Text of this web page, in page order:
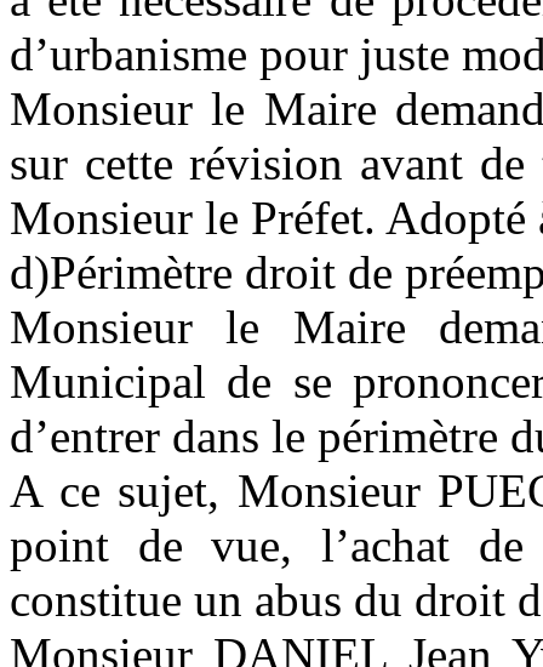
d’urbanisme pour juste
Monsieur le Maire
sur cette révision avant
Monsieur le Préfet. Adopté
d)Périmètre droit de
Monsieur le Maire
Municipal de se
d’entrer dans le périmètre
A ce sujet, Monsieur
point de vue, l’achat
constitue un abus du droit
Monsieur DANIEL Jean